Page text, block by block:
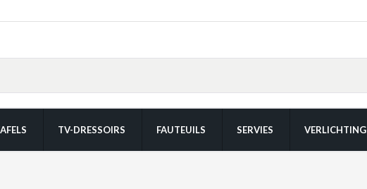
TV-DRESSOIRS FAUTEUILS SERVIES VERLICHTING